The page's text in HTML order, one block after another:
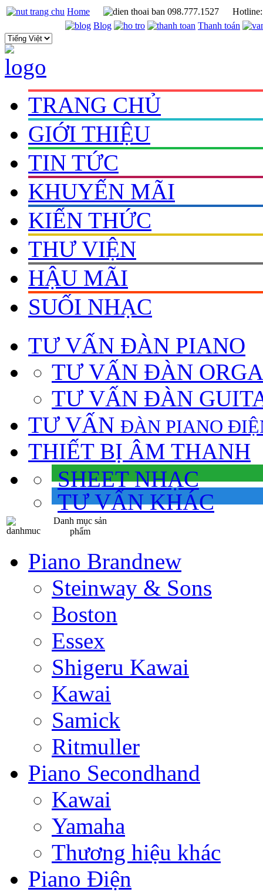
Home 098.777.1527
Blog
Thanh toán
TRANG CHỦ
GIỚI THIỆU
TIN TỨC
KHUYẾN MÃI
KIẾN THỨC
THƯ VIỆN
HẬU MÃI
SUỐI NHẠC
TƯ VẤN ĐÀN PIANO
TƯ VẤN ÐÀN
TƯ VẤN ÐÀN
TƯ VẤN ÐÀN PIANO
THIẾT BỊ ÂM THANH
SHEET NHẠC
TƯ VẤN KHÁC
Danh mục sản
phẩm
Piano Brandnew
Steinway & Sons
Boston
Essex
Shigeru Kawai
Kawai
Samick
Ritmuller
Piano Secondhand
Kawai
Yamaha
Thương hiệu khác
Piano Điện